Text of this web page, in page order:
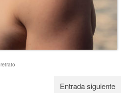
retrato
Entrada siguiente